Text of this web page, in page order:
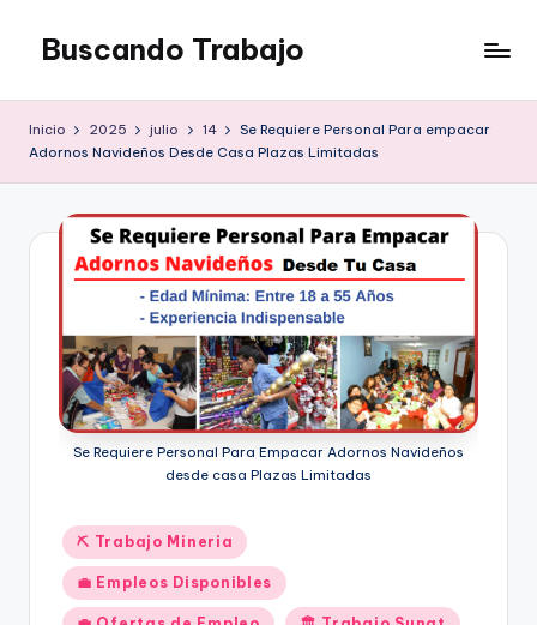
Saltar
contenido
Buscando Trabajo
Inicio 2025 julio 14
Se Requiere Personal Para empacar
Adornos Navideños Desde Casa Plazas Limitadas
Se Requiere Personal Para Empacar Adornos Navideños
desde casa Plazas Limitadas
Publicado
en
⛏️ Trabajo Mineria
💼 Empleos Disponibles